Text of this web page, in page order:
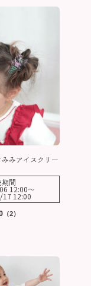
みアイスクリー
（2）
期間
12:00〜
12:00